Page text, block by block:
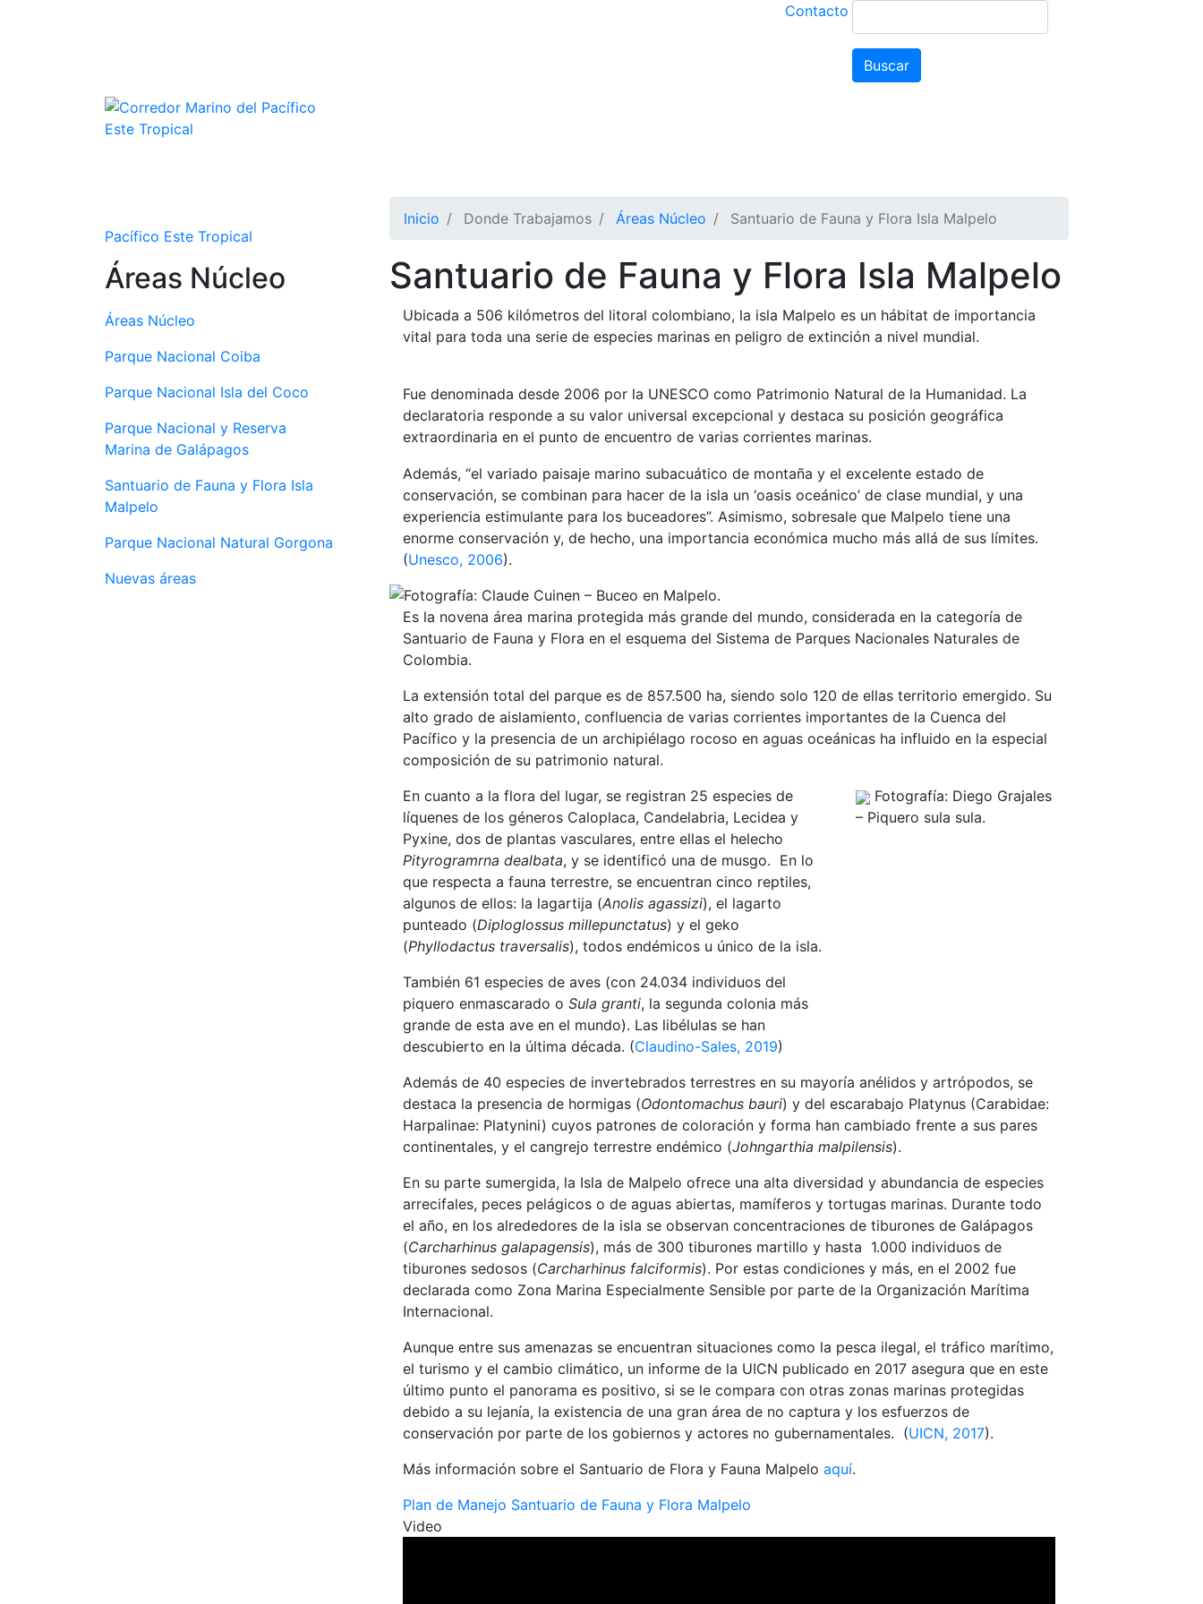
Contacto
Buscar
Pacífico Este Tropical
Áreas Núcleo
Áreas Núcleo
Parque Nacional Coiba
Parque Nacional Isla del Coco
Parque Nacional y Reserva
Marina de Galápagos
Santuario de Fauna y Flora Isla
Malpelo
Parque Nacional Natural Gorgona
Nuevas áreas
Inicio Donde Trabajamos Áreas Núcleo Santuario de Fauna y Flora Isla Malpelo
Santuario de Fauna y Flora Isla Malpelo
Ubicada a 506 kilómetros del litoral colombiano, la isla Malpelo es un hábitat de importancia
vital para toda una serie de especies marinas en peligro de extinción a nivel mundial.
Fue denominada desde 2006 por la UNESCO como Patrimonio Natural de la Humanidad. La
declaratoria responde a su valor universal excepcional y destaca su posición geográfica
extraordinaria en el punto de encuentro de varias corrientes marinas.
Некоторые категории заёмщиков сталкиваются с трудностями при обращении в банки —
особенно если они работают неофициально или не готовы предоставлять подтверждение
занятости. В этом случае поможетhttps://credit-24.net.ua/bez-ukazaniya-mesta-raboty/
доступный без указания места трудоустройства. Для оформления нужен только
минимальный пакет данных, а решение принимается автоматически. Это делает услугу
поиске новой работы. После одобрения средства поступают на карту, и клиент может
использовать их по своему усмотрению. Такой подход обеспечивает равный доступ к
финансированию вне зависимости от статуса и формальной занятости, что особенно
важно в нестабильной экономической ситуации.
Además, “el variado paisaje marino subacuático de montaña y el excelente estado de
conservación, se combinan para hacer de la isla un ‘oasis oceánico’ de clase mundial, y una
experiencia estimulante para los buceadores”. Asimismo, sobresale que Malpelo tiene una
enorme conservación y, de hecho, una importancia económica mucho más allá de sus límites.
(Unesco, 2006).
Fotografía: Claude Cuinen – Buceo en Malpelo.
Es la novena área marina protegida más grande del mundo, considerada en la categoría de
Santuario de Fauna y Flora en el esquema del Sistema de Parques Nacionales Naturales de
Colombia.
La extensión total del parque es de 857.500 ha, siendo solo 120 de ellas territorio emergido. Su
alto grado de aislamiento, confluencia de varias corrientes importantes de la Cuenca del
Pacífico y la presencia de un archipiélago rocoso en aguas oceánicas ha influido en la especial
composición de su patrimonio natural.
En cuanto a la flora del lugar, se registran 25 especies de
líquenes de los géneros Caloplaca, Candelabria, Lecidea y
Pyxine, dos de plantas vasculares, entre ellas el helecho
Pityrogramrna dealbata, y se identificó una de musgo. En lo
que respecta a fauna terrestre, se encuentran cinco reptiles,
algunos de ellos: la lagartija (Anolis agassizi), el lagarto
punteado (Diploglossus millepunctatus) y el geko
(Phyllodactus traversalis), todos endémicos u único de la isla.
También 61 especies de aves (con 24.034 individuos del
piquero enmascarado o Sula granti, la segunda colonia más
grande de esta ave en el mundo). Las libélulas se han
descubierto en la última década. (Claudino-Sales, 2019)
Fotografía: Diego Grajales
– Piquero sula sula.
Además de 40 especies de invertebrados terrestres en su mayoría anélidos y artrópodos, se
destaca la presencia de hormigas (Odontomachus bauri) y del escarabajo Platynus (Carabidae:
Harpalinae: Platynini) cuyos patrones de coloración y forma han cambiado frente a sus pares
continentales, y el cangrejo terrestre endémico (Johngarthia malpilensis).
En su parte sumergida, la Isla de Malpelo ofrece una alta diversidad y abundancia de especies
arrecifales, peces pelágicos o de aguas abiertas, mamíferos y tortugas marinas. Durante todo
el año, en los alrededores de la isla se observan concentraciones de tiburones de Galápagos
(Carcharhinus galapagensis), más de 300 tiburones martillo y hasta 1.000 individuos de
tiburones sedosos (Carcharhinus falciformis). Por estas condiciones y más, en el 2002 fue
declarada como Zona Marina Especialmente Sensible por parte de la Organización Marítima
Internacional.
Aunque entre sus amenazas se encuentran situaciones como la pesca ilegal, el tráfico marítimo,
el turismo y el cambio climático, un informe de la UICN publicado en 2017 asegura que en este
último punto el panorama es positivo, si se le compara con otras zonas marinas protegidas
debido a su lejanía, la existencia de una gran área de no captura y los esfuerzos de
conservación por parte de los gobiernos y actores no gubernamentales. (UICN, 2017).
Más información sobre el Santuario de Flora y Fauna Malpelo aquí.
Plan de Manejo Santuario de Fauna y Flora Malpelo
Video